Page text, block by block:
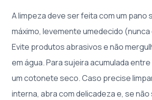
A limpeza deve ser feita com um pano
máximo, levemente umedecido
Evite produtos abrasivos e não
em água. Para sujeira acumulada
um cotonete seco. Caso precise
interna, abra com delicadeza e, se